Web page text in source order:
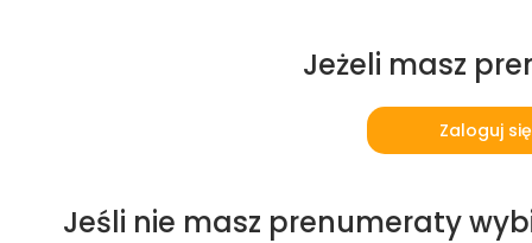
Jeżeli masz
Zaloguj się
Jeśli nie masz prenumeraty